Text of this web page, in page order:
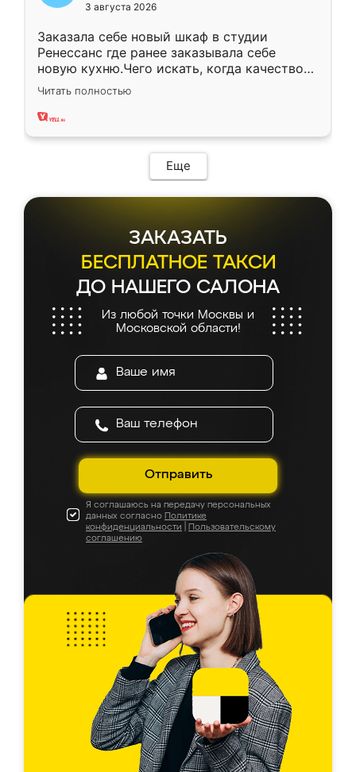
3 августа 2026
Заказала себе новый шкаф в студии
Ренессанс где ранее заказывала себе
новую кухню.Чего искать, когда качеством
вполне довольна. Служит кухня уже почти
два года, нареканий нет.
Читать полностью
Еще
ЗАКАЗАТЬ
БЕСПЛАТНОЕ ТАКСИ
ДО НАШЕГО САЛОНА
Из любой точки Москвы и
Московской области!
Отправить
Я соглашаюсь на передачу персональных
данных согласно Политике
конфиденциальности
Пользовательскому
соглашению